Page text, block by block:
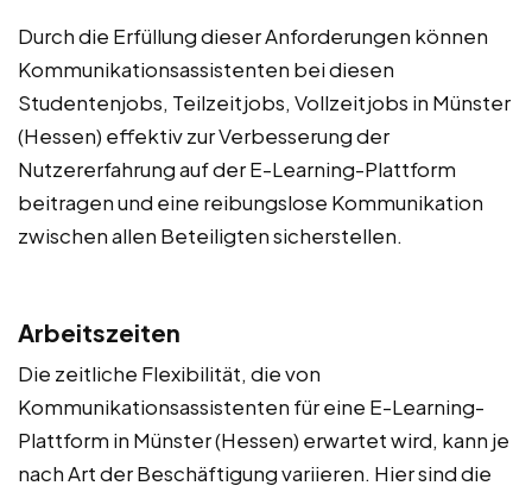
Durch die Erfüllung dieser Anforderungen können
Kommunikationsassistenten bei diesen
Studentenjobs, Teilzeitjobs, Vollzeitjobs in Münster
(Hessen) effektiv zur Verbesserung der
Nutzererfahrung auf der E-Learning-Plattform
beitragen und eine reibungslose Kommunikation
zwischen allen Beteiligten sicherstellen.
Arbeitszeiten
Die zeitliche Flexibilität, die von
Kommunikationsassistenten für eine E-Learning-
Plattform in Münster (Hessen) erwartet wird, kann je
nach Art der Beschäftigung variieren. Hier sind die